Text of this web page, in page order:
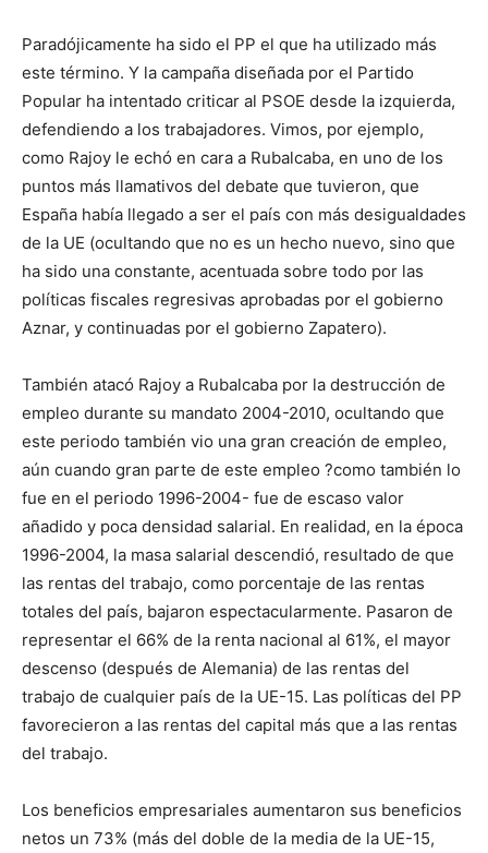
Paradójicamente ha sido el PP el que ha utilizado más
este término. Y la campaña diseñada por el Partido
Popular ha intentado criticar al PSOE desde la izquierda,
defendiendo a los trabajadores. Vimos, por ejemplo,
como Rajoy le echó en cara a Rubalcaba, en uno de los
puntos más llamativos del debate que tuvieron, que
España había llegado a ser el país con más desigualdades
de la UE (ocultando que no es un hecho nuevo, sino que
ha sido una constante, acentuada sobre todo por las
políticas fiscales regresivas aprobadas por el gobierno
Aznar, y continuadas por el gobierno Zapatero).
También atacó Rajoy a Rubalcaba por la destrucción de
empleo durante su mandato 2004-2010, ocultando que
este periodo también vio una gran creación de empleo,
aún cuando gran parte de este empleo ?como también lo
fue en el periodo 1996-2004- fue de escaso valor
añadido y poca densidad salarial. En realidad, en la época
1996-2004, la masa salarial descendió, resultado de que
las rentas del trabajo, como porcentaje de las rentas
totales del país, bajaron espectacularmente. Pasaron de
representar el 66% de la renta nacional al 61%, el mayor
descenso (después de Alemania) de las rentas del
trabajo de cualquier país de la UE-15. Las políticas del PP
favorecieron a las rentas del capital más que a las rentas
del trabajo.
Los beneficios empresariales aumentaron sus beneficios
netos un 73% (más del doble de la media de la UE-15,